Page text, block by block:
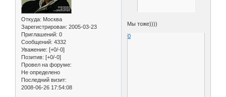
Откуда: Москва
Зарегистрирован: 2005-03-23
Приглашений: 0
Сообщений: 4332
Уважение: [+0/-0]
Позитив: [+0/-0]
Провел на форуме:
Не определено
Последний визит:
2008-06-26 17:54:08
Мы тоже))))
0